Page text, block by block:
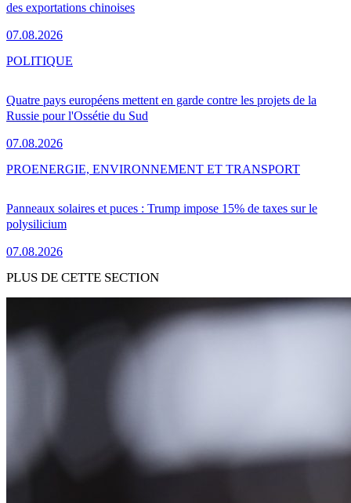
des exportations chinoises
07.08.2026
Quatre pays européens mettent en garde contre les projets de la
Russie pour l'Ossétie du Sud
07.08.2026
POLITIQUE
Panneaux solaires et puces : Trump impose 15% de taxes sur le
polysilicium
07.08.2026
PROENERGIE, ENVIRONNEMENT ET TRANSPORT
PLUS DE CETTE SECTION